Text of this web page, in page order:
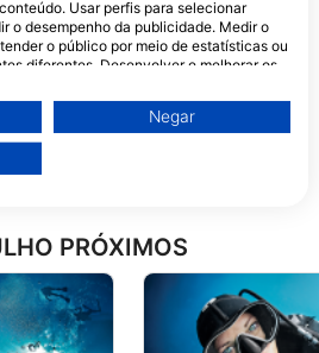
PO10
Cipreia Dive Club Madeira - Reis Magos
Scorpio Madeira Diving Center, Scorpio Madeira
PRÓXIMOS
Usar perfis para selecionar
o desempenho da publicidade. Medir o
o público por meio de estatísticas ou
diferentes. Desenvolver e melhorar os
sobre o uso de dados pelo Google
privacy/
fora da União Europeia e enviados para
IAB)
as seguintes finalidades:
do IAB:
informações em um
Negar